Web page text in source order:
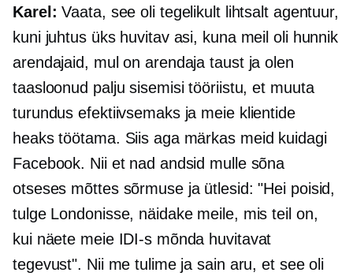
Karel: Vaata, see oli tegelikult lihtsalt agentuur,
kuni juhtus üks huvitav asi, kuna meil oli hunnik
arendajaid, mul on arendaja taust ja olen
taasloonud palju sisemisi tööriistu, et muuta
turundus efektiivsemaks ja meie klientide
heaks töötama. Siis aga märkas meid kuidagi
Facebook. Nii et nad andsid mulle sõna
otseses mõttes sõrmuse ja ütlesid: "Hei poisid,
tulge Londonisse, näidake meile, mis teil on,
kui näete meie IDI-s mõnda huvitavat
tegevust". Nii me tulime ja sain aru, et see oli